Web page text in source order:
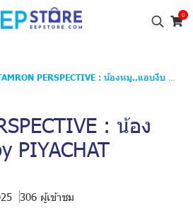
0
PERSPECTIVE : น้องหมู..แอบงีบ by PIYACHAT KAELONG
: น้อง
PIYACHAT
306 ผู้เข้าชม